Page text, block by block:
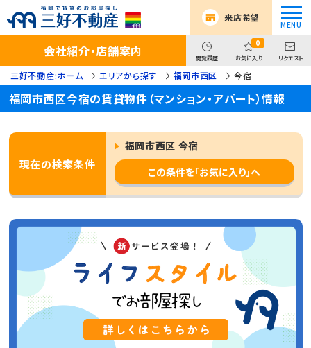
来店希望
会社紹介・店舗案内 閲覧履歴
0
お気に入り リクエスト
三好不動産:ホーム エリアから探す 福岡市西区 今宿
福岡市西区今宿の賃貸物件（マンション・アパート）情報
現在の検索条件
福岡市西区 今宿
この条件を「お気に入り」へ